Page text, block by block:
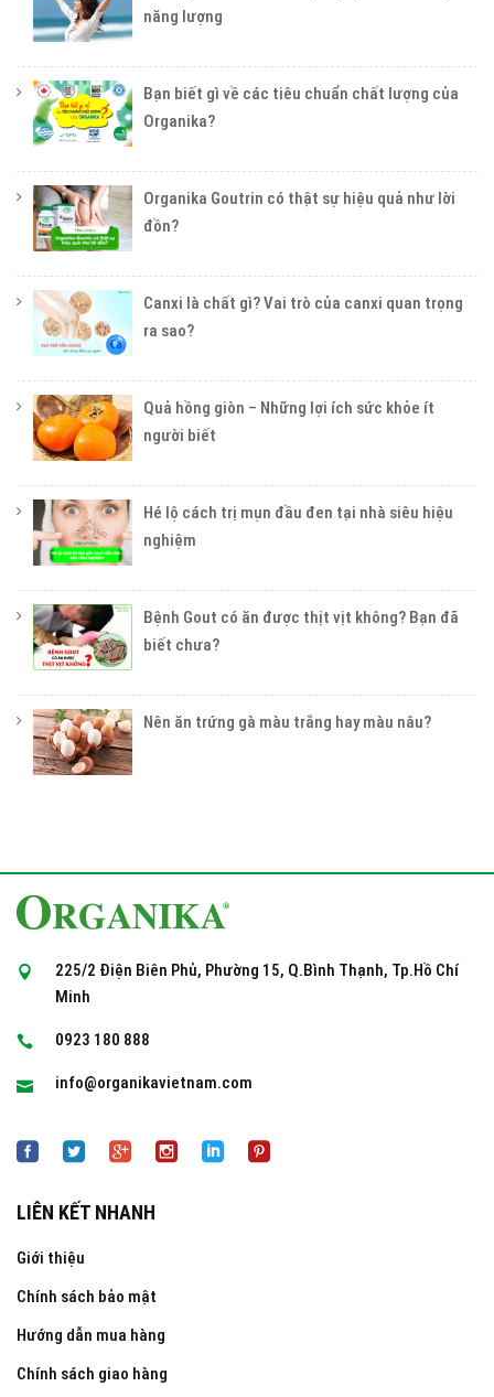
năng lượng
Bạn biết gì về các tiêu chuẩn chất lượng của
Organika?
Organika Goutrin có thật sự hiệu quả như lời
đồn?
Canxi là chất gì? Vai trò của canxi quan trọng
ra sao?
Quả hồng giòn – Những lợi ích sức khỏe ít
người biết
Hé lộ cách trị mụn đầu đen tại nhà siêu hiệu
nghiệm
Bệnh Gout có ăn được thịt vịt không? Bạn đã
biết chưa?
Nên ăn trứng gà màu trắng hay màu nâu?
225/2 Điện Biên Phủ, Phường 15, Q.Bình Thạnh, Tp.Hồ Chí
Minh
0923 180 888
info@organikavietnam.com
LIÊN KẾT NHANH
Giới thiệu
Chính sách bảo mật
Hướng dẫn mua hàng
Chính sách giao hàng